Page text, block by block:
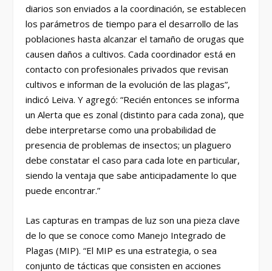
diarios son enviados a la coordinación, se establecen
los parámetros de tiempo para el desarrollo de las
poblaciones hasta alcanzar el tamaño de orugas que
causen daños a cultivos. Cada coordinador está en
contacto con profesionales privados que revisan
cultivos e informan de la evolución de las plagas”,
indicó Leiva. Y agregó: “Recién entonces se informa
un Alerta que es zonal (distinto para cada zona), que
debe interpretarse como una probabilidad de
presencia de problemas de insectos; un plaguero
debe constatar el caso para cada lote en particular,
siendo la ventaja que sabe anticipadamente lo que
puede encontrar.”
Las capturas en trampas de luz son una pieza clave
de lo que se conoce como Manejo Integrado de
Plagas (MIP). “El MIP es una estrategia, o sea
conjunto de tácticas que consisten en acciones